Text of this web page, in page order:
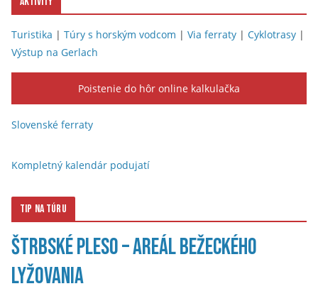
Turistika | Túry s horským vodcom | Via ferraty | Cyklotrasy |
Výstup na Gerlach
Poistenie do hôr online kalkulačka
Slovenské ferraty
Kompletný kalendár podujatí
Tip na túru
Štrbské Pleso – Areál bežeckého
lyžovania